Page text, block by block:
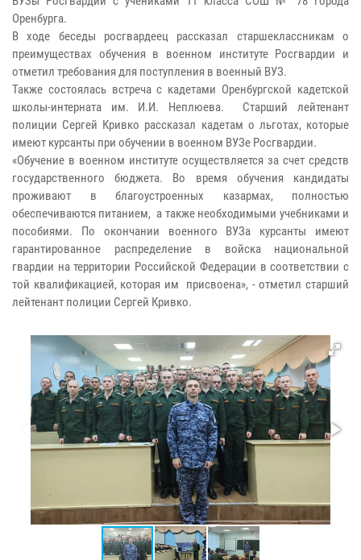
Оренбурга.
В ходе беседы росгвардеец рассказал старшеклассникам о
преимуществах обучения в военном институте Росгвардии и
отметил требования для поступления в военный ВУЗ.
Также состоялась встреча с кадетами Оренбургской кадетской
школы-интерната им. И.И. Неплюева. Старший лейтенант
полиции Сергей Кривко рассказал кадетам о льготах, которые
имеют курсанты при обучении в военном ВУЗе Росгвардии.
«Обучение в военном институте осуществляется за счет средств
государственного бюджета. Во время обучения кандидаты
проживают в благоустроенных казармах, полностью
обеспечиваются питанием, а также необходимыми учебниками и
пособиями. По окончании военного ВУЗа курсанты имеют
гарантированное распределение в войска национальной
гвардии на территории Российской Федерации в соответствии с
той квалификацией, которая им присвоена», - отметил старший
лейтенант полиции Сергей Кривко.